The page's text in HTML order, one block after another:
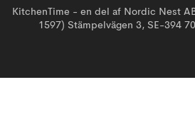
KitchenTime - en del af Nordic Nest
1597) Stämpelvägen 3, SE-394